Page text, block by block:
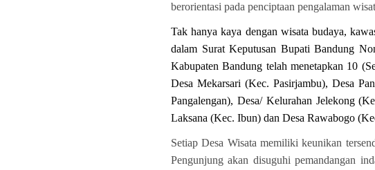
berorientasi pada penciptaan pengalaman
Tak hanya kaya dengan wisata budaya,
dalam SuratKeputusan Bupati Bandung
Kabupaten Bandung telah menetapkan 10
Desa Mekarsari (Kec. Pasirjambu), Desa
Pangalengan), Desa/ Kelurahan Jelekong
Laksana (Kec. Ibun) dan Desa Rawabogo
Setiap Desa Wisata memiliki keunikan
Pengunjung akan disuguhi pemandangan